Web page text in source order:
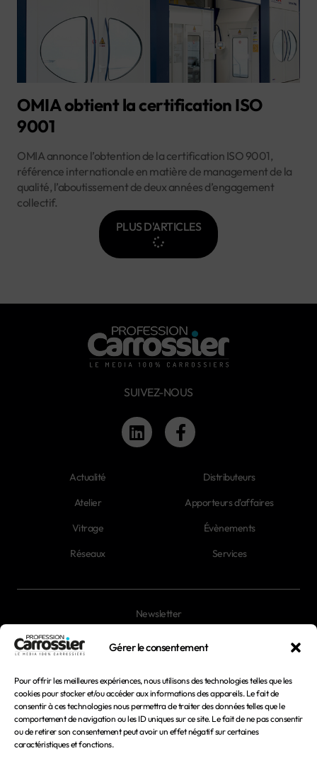
Gérer le consentement
Pour offrir les meilleures expériences, nous utilisons des technologies telles que les
cookies pour stocker et/ou accéder aux informations des appareils. Le fait de
consentir à ces technologies nous permettra de traiter des données telles que le
comportement de navigation ou les ID uniques sur ce site. Le fait de ne pas consentir
ou de retirer son consentement peut avoir un effet négatif sur certaines
caractéristiques et fonctions.
OMIA obtient la certification ISO
9001
OMIA annonce l’obtention de la certification ISO 9001,
référence internationale en matière de management de la
qualité, l’aboutissement de deux années d’engagement
collectif.
PLUS D'ARTICLES
SUIVEZ-NOUS
Actualité
Atelier
Vitrage
Réseaux
Distributeurs
Apporteurs d'affaires
Évènements
Services
Newsletter
Mentions légales
Conditions générales d'utilisation
Conditions générales de vente